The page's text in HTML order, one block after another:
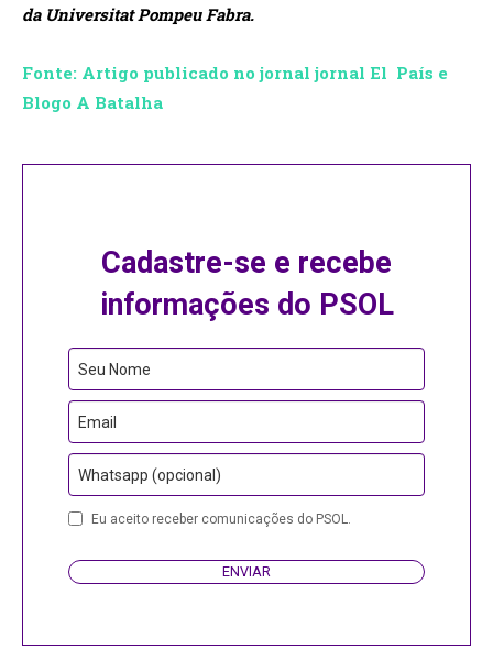
da Universitat Pompeu Fabra.
Fonte: Artigo publicado no jornal jornal El País e
Blogo A Batalha
Cadastre-se e recebe
informações do PSOL
Phone
Number
Seu Nome
Email
Whatsapp (opcional)
Eu aceito receber comunicações do PSOL.
ENVIAR